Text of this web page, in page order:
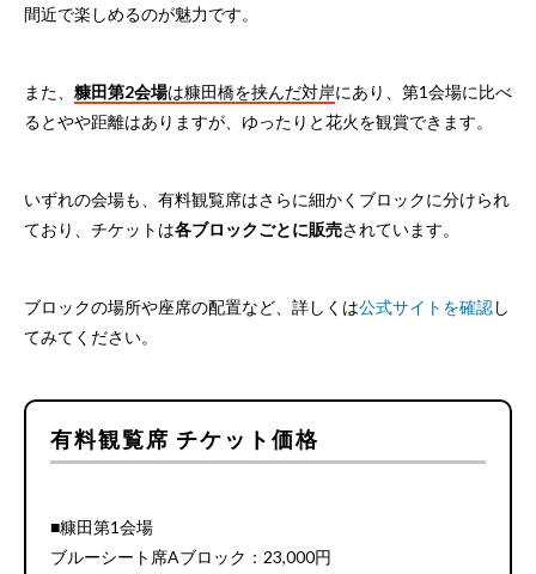
間近で楽しめるのが魅力です。
また、 糠田第2会場は糠田橋を挟んだ対岸にあり、第1会場に比べ
るとやや距離はありますが、ゆったりと花火を観賞できます。
いずれの会場も、有料観覧席はさらに細かくブロックに分けられ
ており、チケットは各ブロックごとに販売されています。
ブロックの場所や座席の配置など、詳しくは公式サイトを確認し
てみてください。
有料観覧席 チケット価格
■糠田第1会場
ブルーシート席Aブロック：23,000円